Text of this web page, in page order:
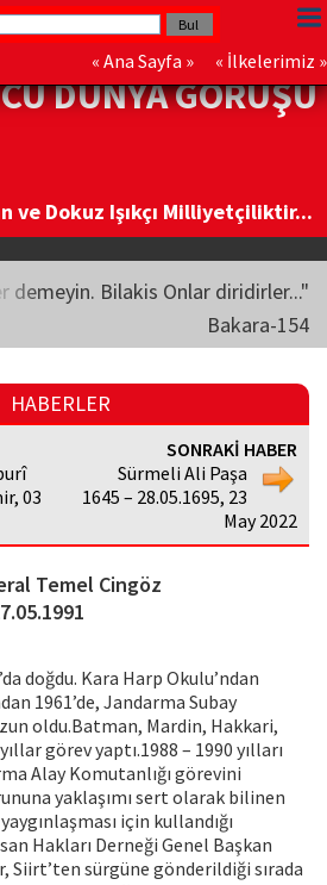
« Ana Sayfa » « İlkelerimiz »
DÜNYA GÖRÜŞÜ
ve Dokuz Işıkçı Milliyetçiliktir...
demeyin. Bilakis Onlar diridirler..."
Bakara-154
HABERLER
03
SONRAKİ HABER
Sürmeli Ali Paşa
1645 – 28.05.1695, 23
May 2022
Temel Cingöz
doğdu. Kara Harp Okulu’ndan
1961’de, Jandarma Subay
oldu.Batman, Mardin, Hakkari,
görev yaptı.1988 – 1990 yılları
Alay Komutanlığı görevini
yaklaşımı sert olarak bilinen
için kullandığı
Hakları Derneği Genel Başkan
Siirt’ten sürgüne gönderildiği sırada